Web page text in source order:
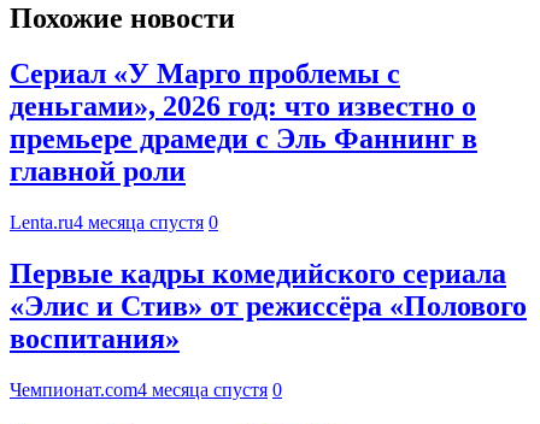
Похожие новости
Сериал «У Марго проблемы с
деньгами», 2026 год: что известно о
премьере драмеди с Эль Фаннинг в
главной роли
Lenta.ru4 месяца спустя 0
Первые кадры комедийского сериала
«Элис и Стив» от режиссёра «Полового
воспитания»
Чемпионат.com4 месяца спустя 0